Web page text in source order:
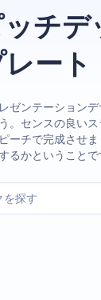
チデ
ート
ゼンテーション
。センスの良い
ーチで完成させ
るかということで